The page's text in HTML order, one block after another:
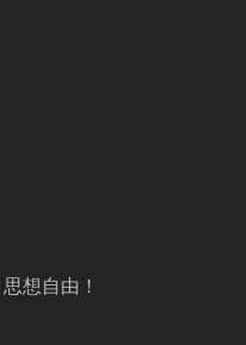
想自由！